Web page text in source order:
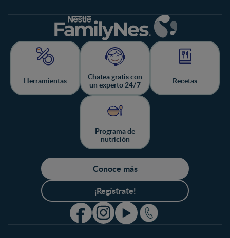
Herramientas
Chatea gratis con
un experto 24/7
Recetas
Programa de
nutrición
Conoce más
¡Regístrate!